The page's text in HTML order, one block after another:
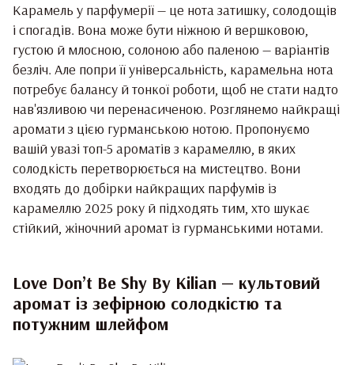
Карамель у парфумерії — це нота затишку, солодощів
і спогадів. Вона може бути ніжною й вершковою,
густою й млосною, солоною або паленою — варіантів
безліч. Але попри її універсальність, карамельна нота
потребує балансу й тонкої роботи, щоб не стати надто
нав'язливою чи перенасиченою. Розглянемо найкращі
аромати з цією гурманською нотою. Пропонуємо
вашій увазі топ-5 ароматів з карамеллю, в яких
солодкість перетворюється на мистецтво. Вони
входять до добірки найкращих парфумів із
карамеллю 2025 року й підходять тим, хто шукає
стійкий, жіночний аромат із гурманськими нотами.
Love Don’t Be Shy By Kilian — культовий
аромат із зефірною солодкістю та
потужним шлейфом